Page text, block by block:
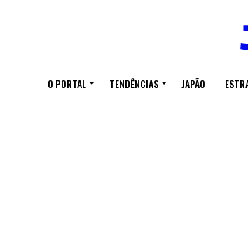
O PORTAL TENDÊNCIAS JAPÃO